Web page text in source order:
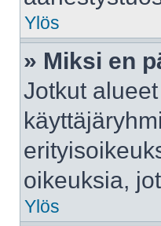
Ylös
» Miksi en
Jotkut
oikeuksia,
Ylös